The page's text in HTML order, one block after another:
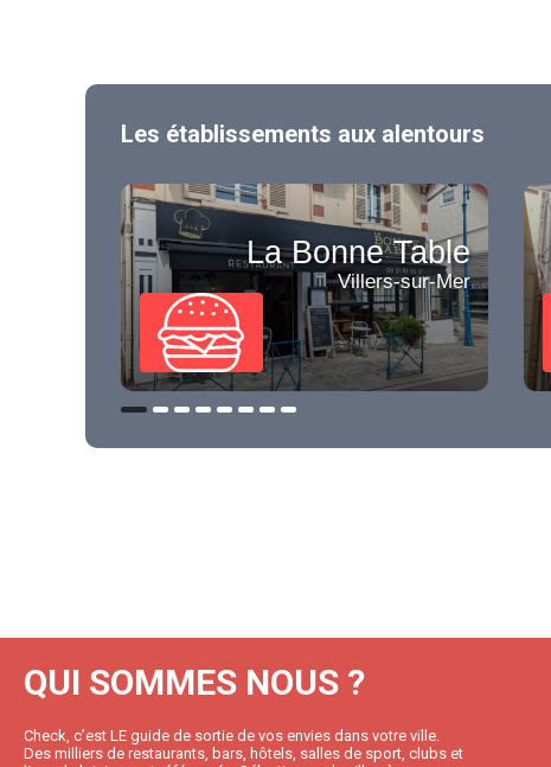
Les établissements aux alentours
La Bonne Table
Villers-sur-Mer
QUI SOMMES NOUS ?
Check, c’est LE guide de sortie de vos envies dans votre ville.
Des milliers de restaurants, bars, hôtels, salles de sport, clubs et